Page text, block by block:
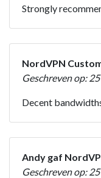
Strongly
NordVPN
Geschreven op:
Decent
Andy gaf
Geschreven op: